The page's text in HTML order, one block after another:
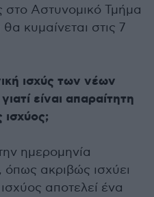
στο Αστυνομικό Τμήμα
κυμαίνεται στις 7
ισχύς των νέων
είναι απαραίτητη
ημερομηνία
όπως ακριβώς ισχύει
αποτελεί ένα